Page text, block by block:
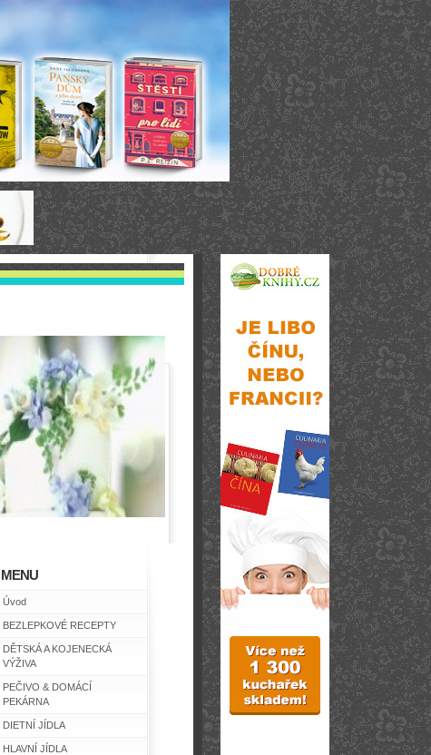
MENU
Úvod
BEZLEPKOVÉ RECEPTY
DĚTSKÁ A KOJENECKÁ
VÝŽIVA
PEČIVO & DOMÁCÍ
PEKÁRNA
DIETNÍ JÍDLA
HLAVNÍ JÍDLA